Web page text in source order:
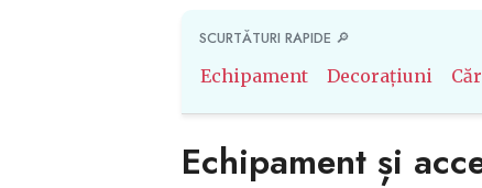
SCURTĂTURI RAPIDE 🔎
Echipament Decorațiuni
Echipament și